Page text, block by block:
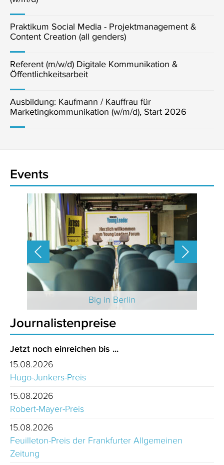
Praktikum Social Media - Projektmanagement &
Content Creation (all genders)
Referent (m/w/d) Digitale Kommunikation &
Öffentlichkeitsarbeit
Ausbildung: Kaufmann / Kauffrau für
Marketingkommunikation (w/m/d), Start 2026
Events
Big in Berlin
Journalistenpreise
Jetzt noch einreichen bis ...
15.08.2026
Hugo-Junkers-Preis
15.08.2026
Robert-Mayer-Preis
15.08.2026
Feuilleton-Preis der Frankfurter Allgemeinen
Zeitung